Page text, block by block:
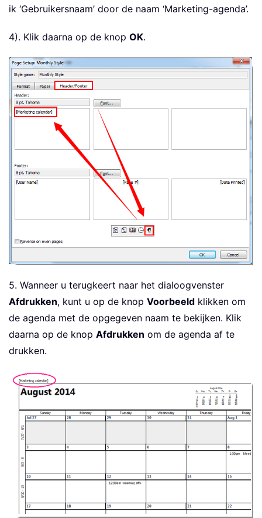
ik ‘Gebruikersnaam’ door de naam ‘Marketing-agenda’.
4). Klik daarna op de knop OK.
5. Wanneer u terugkeert naar het dialoogvenster
Afdrukken, kunt u op de knop Voorbeeld klikken om
de agenda met de opgegeven naam te bekijken. Klik
daarna op de knop Afdrukken om de agenda af te
drukken.